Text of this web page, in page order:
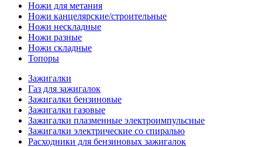
Ножи для метания
Ножи канцелярские/строительные
Ножи нескладные
Ножи разные
Ножи складные
Топоры
Зажигалки
Газ для зажигалок
Зажигалки бензиновые
Зажигалки газовые
Зажигалки плазменные электроимпульсные
Зажигалки электрические со спиралью
Расходники для бензиновых зажигалок